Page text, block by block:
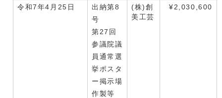
令和7年4月25日
出納第8
号
第27回
参議院議
員通常選
挙ポスタ
ー掲示場
作製等
(株)創
美工芸
¥2,030,600